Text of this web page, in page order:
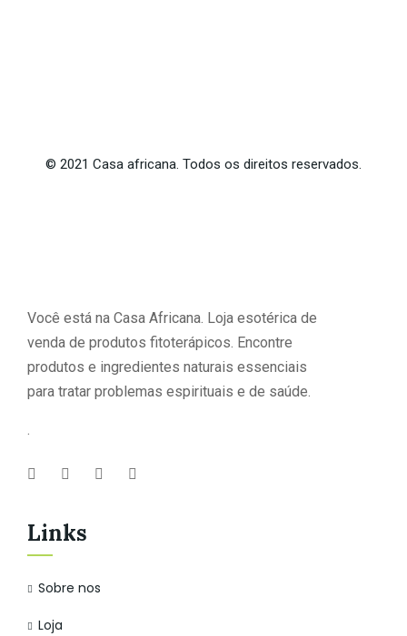
© 2021 Casa africana. Todos os direitos reservados.
Você está na Casa Africana. Loja esotérica de
venda de produtos fitoterápicos. Encontre
produtos e ingredientes naturais essenciais
para tratar problemas espirituais e de saúde.
.
Links
Sobre nos
Loja